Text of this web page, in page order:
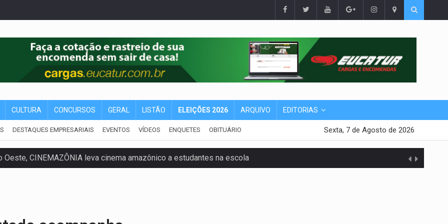
CULTURA CONCURSOS GERAL LISTÃO ELEIÇÕES 2026 ARQUIVO EDITORIAS
DESTAQUES EMPRESARIAIS EVENTOS VÍDEOS ENQUETES OBITUÁRIO Sexta, 7 de Agosto de 2026
(8) de calor intenso e tempo firme
de digitação' em declaração de patrimônio de R$ 29 mi